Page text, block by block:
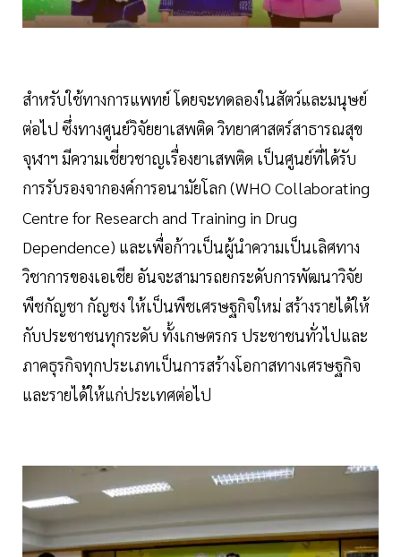
สำหรับใช้ทางการแพทย์ โดยจะทดลองในสัตว์และมนุษย์
ต่อไป ซึ่งทางศูนย์วิจัยยาเสพติด วิทยาศาสตร์สาธารณสุข
จุฬาฯ มีความเชี่ยวชาญเรื่องยาเสพติด เป็นศูนย์ที่ได้รับ
การรับรองจากองค์การอนามัยโลก (WHO Collaborating
Centre for Research and Training in Drug
Dependence) และเพื่อก้าวเป็นผู้นำความเป็นเลิศทาง
วิชาการของเอเชีย อันจะสามารถยกระดับการพัฒนาวิจัย
พืชกัญชา กัญชง ให้เป็นพืชเศรษฐกิจใหม่ สร้างรายได้ให้
กับประชาชนทุกระดับ ทั้งเกษตรกร ประชาชนทั่วไปและ
ภาคธุรกิจทุกประเภทเป็นการสร้างโอกาสทางเศรษฐกิจ
และรายได้ให้แก่ประเทศต่อไป